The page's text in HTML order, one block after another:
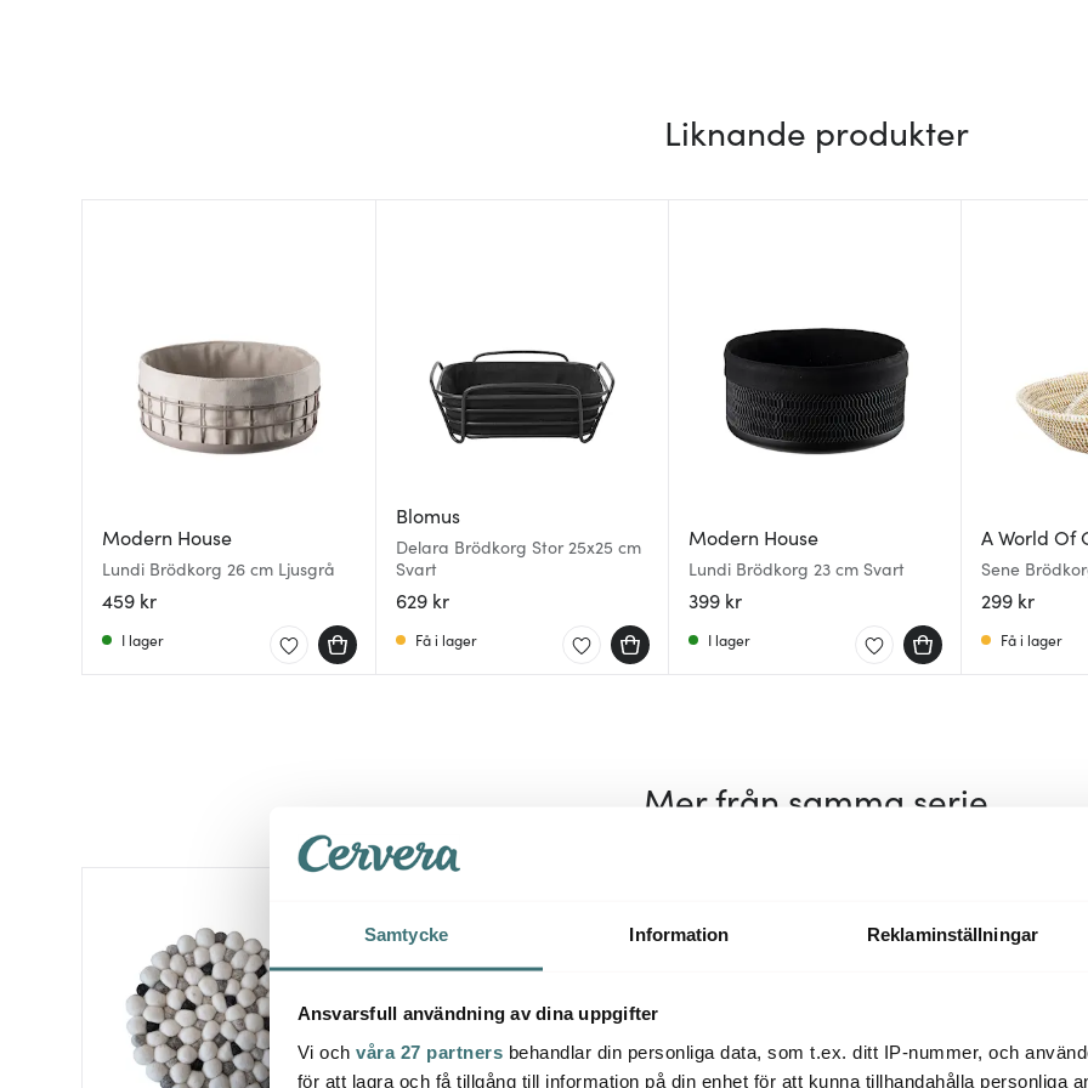
Samtycke Information Reklaminställningar
Ansvarsfull användning av dina uppgifter
Vi och våra 27 partners behandlar din personliga data, som t.ex. ditt IP-nummer, och
för att lagra och få tillgång till information på din enhet för att kunna tillhandahålla personliga
Liknande produkter
Modern House
Lundi Brödkorg 26 cm Ljusgrå
459 kr
I lager
Blomus
Delara Brödkorg Stor 25x25 cm
Svart
629 kr
Få i lager
Modern House
Lundi Brödkorg 23 cm Svart
399 kr
I lager
A World Of
Sene
299 kr
Få i lager
Mer från samma serie